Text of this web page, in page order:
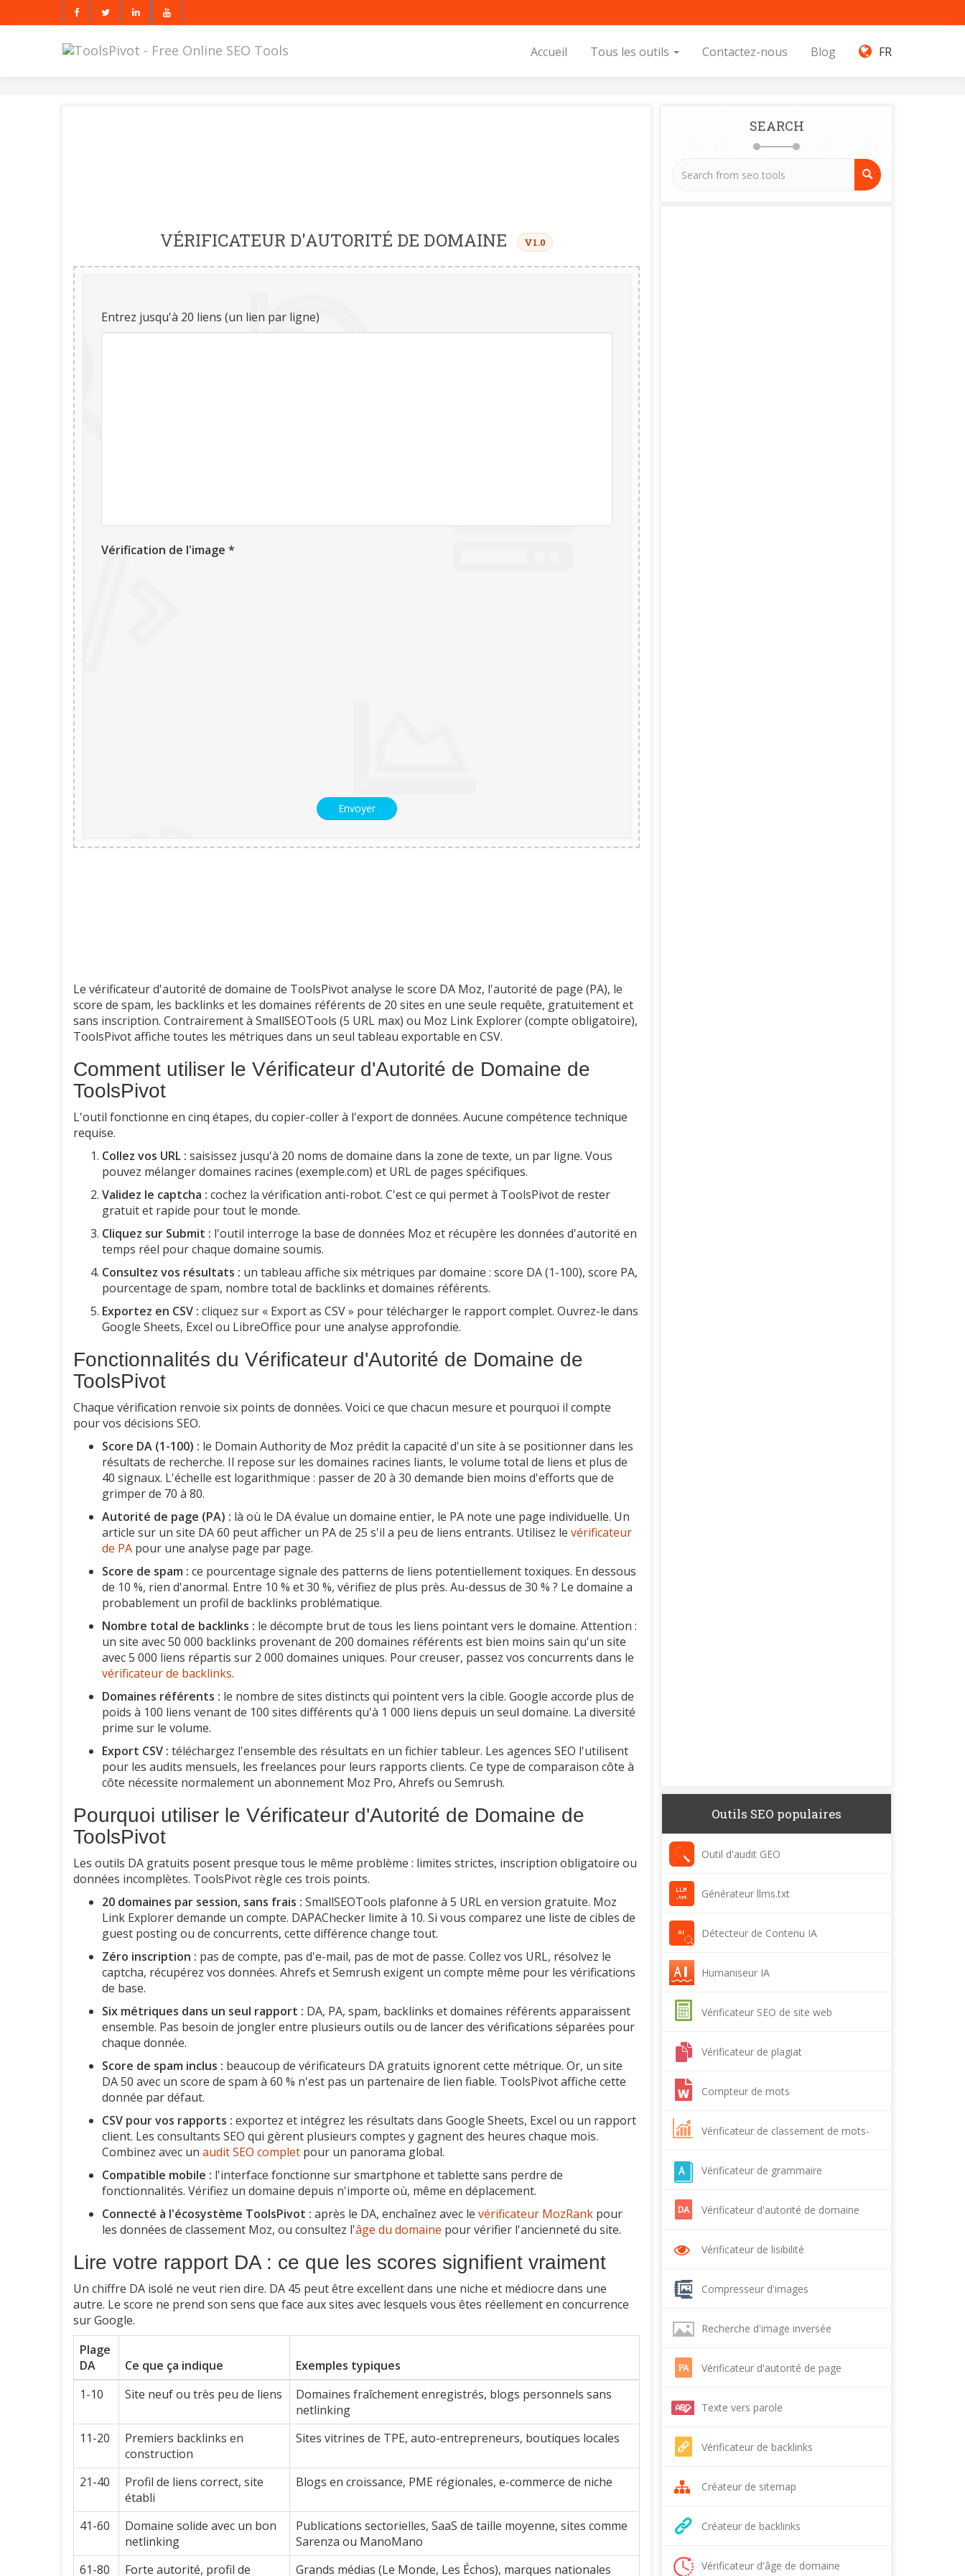
Accueil Tous les outils Contactez-nous Blog FR
VÉRIFICATEUR D'AUTORITÉ DE DOMAINE V1.0
Entrez jusqu'à 20 liens (un lien par ligne)
Vérification de l'image *
Envoyer
Le vérificateur d'autorité de domaine de ToolsPivot analyse le score DA Moz, l'autorité de page (PA), le
score de spam, les backlinks et les domaines référents de 20 sites en une seule requête, gratuitement et
sans inscription. Contrairement à SmallSEOTools (5 URL max) ou Moz Link Explorer (compte obligatoire),
ToolsPivot affiche toutes les métriques dans un seul tableau exportable en CSV.
Comment utiliser le Vérificateur d'Autorité de Domaine de
ToolsPivot
L'outil fonctionne en cinq étapes, du copier-coller à l'export de données. Aucune compétence technique
requise.
Collez vos URL : saisissez jusqu'à 20 noms de domaine dans la zone de texte, un par ligne. Vous
pouvez mélanger domaines racines (exemple.com) et URL de pages spécifiques.
Validez le captcha : cochez la vérification anti-robot. C'est ce qui permet à ToolsPivot de rester
gratuit et rapide pour tout le monde.
Cliquez sur Submit : l'outil interroge la base de données Moz et récupère les données d'autorité en
temps réel pour chaque domaine soumis.
Consultez vos résultats : un tableau affiche six métriques par domaine : score DA (1-100), score PA,
pourcentage de spam, nombre total de backlinks et domaines référents.
Exportez en CSV : cliquez sur « Export as CSV » pour télécharger le rapport complet. Ouvrez-le dans
Google Sheets, Excel ou LibreOffice pour une analyse approfondie.
Fonctionnalités du Vérificateur d'Autorité de Domaine de
ToolsPivot
Chaque vérification renvoie six points de données. Voici ce que chacun mesure et pourquoi il compte
pour vos décisions SEO.
Score DA (1-100) : le Domain Authority de Moz prédit la capacité d'un site à se positionner dans les
résultats de recherche. Il repose sur les domaines racines liants, le volume total de liens et plus de
40 signaux. L'échelle est logarithmique : passer de 20 à 30 demande bien moins d'efforts que de
grimper de 70 à 80.
Autorité de page (PA) : là où le DA évalue un domaine entier, le PA note une page individuelle. Un
article sur un site DA 60 peut afficher un PA de 25 s'il a peu de liens entrants. Utilisez le vérificateur
de PA pour une analyse page par page.
Score de spam : ce pourcentage signale des patterns de liens potentiellement toxiques. En dessous
de 10 %, rien d'anormal. Entre 10 % et 30 %, vérifiez de plus près. Au-dessus de 30 % ? Le domaine a
probablement un profil de backlinks problématique.
Nombre total de backlinks : le décompte brut de tous les liens pointant vers le domaine. Attention :
un site avec 50 000 backlinks provenant de 200 domaines référents est bien moins sain qu'un site
avec 5 000 liens répartis sur 2 000 domaines uniques. Pour creuser, passez vos concurrents dans le
vérificateur de backlinks.
Domaines référents : le nombre de sites distincts qui pointent vers la cible. Google accorde plus de
poids à 100 liens venant de 100 sites différents qu'à 1 000 liens depuis un seul domaine. La diversité
prime sur le volume.
Export CSV : téléchargez l'ensemble des résultats en un fichier tableur. Les agences SEO l'utilisent
pour les audits mensuels, les freelances pour leurs rapports clients. Ce type de comparaison côte à
côte nécessite normalement un abonnement Moz Pro, Ahrefs ou Semrush.
Pourquoi utiliser le Vérificateur d'Autorité de Domaine de
ToolsPivot
Les outils DA gratuits posent presque tous le même problème : limites strictes, inscription obligatoire ou
données incomplètes. ToolsPivot règle ces trois points.
20 domaines par session, sans frais : SmallSEOTools plafonne à 5 URL en version gratuite. Moz
Link Explorer demande un compte. DAPAChecker limite à 10. Si vous comparez une liste de cibles de
guest posting ou de concurrents, cette différence change tout.
Zéro inscription : pas de compte, pas d'e-mail, pas de mot de passe. Collez vos URL, résolvez le
captcha, récupérez vos données. Ahrefs et Semrush exigent un compte même pour les vérifications
de base.
Six métriques dans un seul rapport : DA, PA, spam, backlinks et domaines référents apparaissent
ensemble. Pas besoin de jongler entre plusieurs outils ou de lancer des vérifications séparées pour
chaque donnée.
Score de spam inclus : beaucoup de vérificateurs DA gratuits ignorent cette métrique. Or, un site
DA 50 avec un score de spam à 60 % n'est pas un partenaire de lien fiable. ToolsPivot affiche cette
donnée par défaut.
CSV pour vos rapports : exportez et intégrez les résultats dans Google Sheets, Excel ou un rapport
client. Les consultants SEO qui gèrent plusieurs comptes y gagnent des heures chaque mois.
Combinez avec un audit SEO complet pour un panorama global.
Compatible mobile : l'interface fonctionne sur smartphone et tablette sans perdre de
fonctionnalités. Vérifiez un domaine depuis n'importe où, même en déplacement.
Connecté à l'écosystème ToolsPivot : après le DA, enchaînez avec le vérificateur MozRank pour
les données de classement Moz, ou consultez l'âge du domaine pour vérifier l'ancienneté du site.
Lire votre rapport DA : ce que les scores signifient vraiment
Un chiffre DA isolé ne veut rien dire. DA 45 peut être excellent dans une niche et médiocre dans une
autre. Le score ne prend son sens que face aux sites avec lesquels vous êtes réellement en concurrence
sur Google.
Plage
DA
Ce que ça indique
Exemples typiques
1-10
Site neuf ou très peu de liens
Domaines fraîchement enregistrés, blogs personnels sans
netlinking
11-20
Premiers backlinks en
construction
Sites vitrines de TPE, auto-entrepreneurs, boutiques locales
21-40
Profil de liens correct, site
établi
Blogs en croissance, PME régionales, e-commerce de niche
41-60
Domaine solide avec un bon
netlinking
Publications sectorielles, SaaS de taille moyenne, sites comme
Sarenza ou ManoMano
61-80
Forte autorité, profil de Grands médias (Le Monde, Les Échos), marques nationales
SEARCH
Outils SEO populaires
Outil d'audit GEO
Générateur llms.txt
Détecteur de Contenu IA
Humaniseur IA
Vérificateur SEO de site web
Vérificateur de plagiat
Compteur de mots
Vérificateur de classement de mots-
Vérificateur de grammaire
Vérificateur d'autorité de domaine
Vérificateur de lisibilité
Compresseur d'images
Recherche d'image inversée
Vérificateur d'autorité de page
Texte vers parole
Vérificateur de backlinks
Créateur de sitemap
Créateur de backlinks
Vérificateur d'âge de domaine